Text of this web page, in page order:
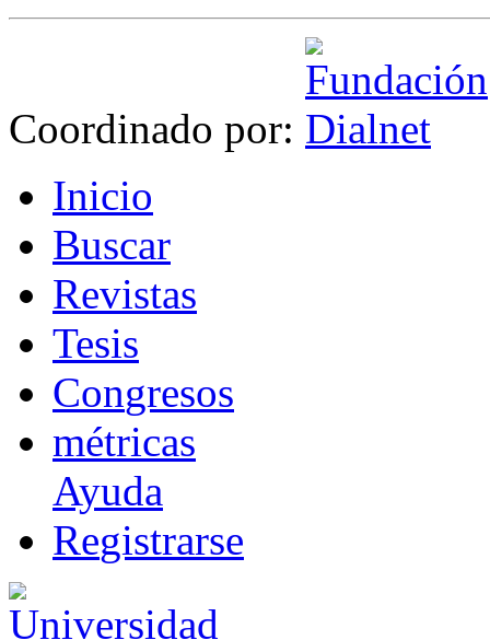
Coordinado por:
Inicio
Buscar
Revistas
Tesis
Congresos
métricas
Ayuda
Registrarse